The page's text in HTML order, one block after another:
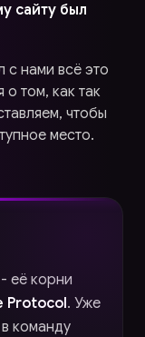
сайту был
с нами всё это
том, как так
чтобы
место.
её корни
Protocol. Уже
команду